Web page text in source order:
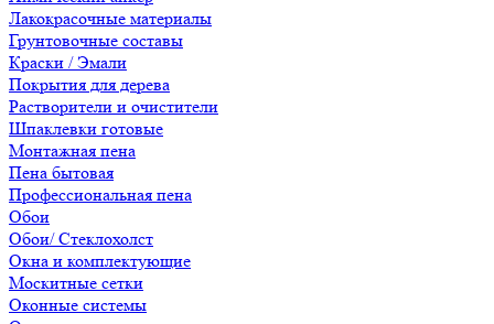
Лакокрасочные материалы
Грунтовочные составы
Краски / Эмали
Покрытия для дерева
Растворители и очистители
Шпаклевки готовые
Монтажная пена
Пена бытовая
Профессиональная пена
Обои
Обои/ Стеклохолст
Окна и комплектующие
Москитные сетки
Оконные системы